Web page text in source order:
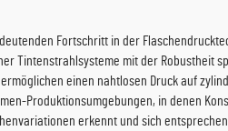
Fortschritt in der
Tintenstrahlsysteme mit der Robustheit
einen nahtlosen Druck auf
Produktionsumgebungen, in denen
erkennt und sich